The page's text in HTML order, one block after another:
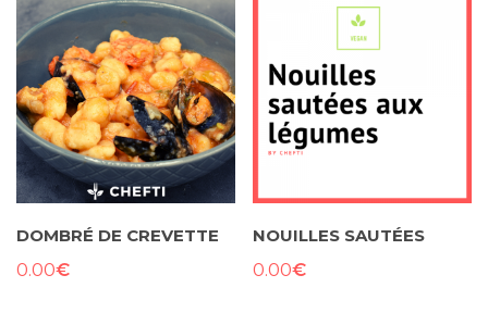
DOMBRÉ DE CREVETTE
0.00€
NOUILLES SAUTÉES
0.00€